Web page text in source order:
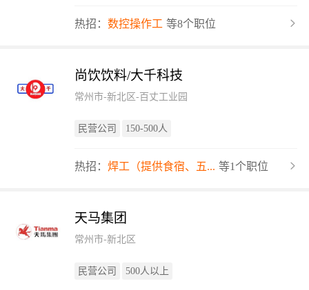
热招： 数控操作工 等8个职位
尚饮饮料/大千科技
常州市-新北区-百丈工业园
民营公司 150-500人
热招： 焊工（提供食宿、五... 等1个职位
天马集团
常州市-新北区
民营公司 500人以上